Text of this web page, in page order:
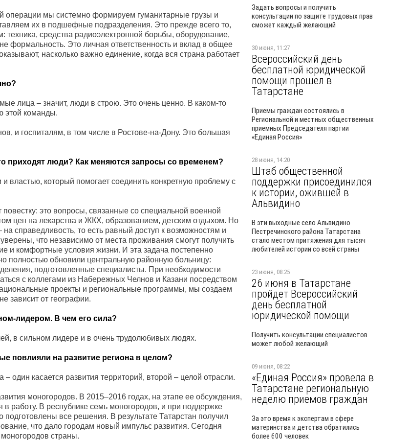
операции мы системно формируем гуманитарные грузы и
их в подшефные подразделения. Это прежде всего то,
техника, средства радиоэлектронной борьбы, оборудование,
формальность. Это личная ответственность и вклад в общее
насколько важно единение, когда вся страна работает
лица – значит, люди в строю. Это очень ценно. В каком-то
этой команды.
и госпиталям, в том числе в Ростове-на-Дону. Это большая
приходят люди? Как меняются запросы со временем?
властью, который помогает соединить конкретную проблему с
это вопросы, связанные со специальной военной
цен на лекарства и ЖКХ, образованием, детским отдыхом. Но
справедливость, то есть равный доступ к возможностям и
что независимо от места проживания смогут получить
и комфортные условия жизни. И эта задача постепенно
полностью обновили центральную районную больницу:
подготовленные специалисты. При необходимости
с коллегами из Набережных Челнов и Казани посредством
проекты и региональные программы, мы создаем
зависит от географии.
лидером. В чем его сила?
в сильном лидере и в очень трудолюбивых людях.
повлияли на развитие региона в целом?
один касается развития территорий, второй – целой отрасли.
моногородов. В 2015–2016 годах, на этапе ее обсуждения,
работу. В республике семь моногородов, и при поддержке
подготовлены все решения. В результате Татарстан получил
что дало городам новый импульс развития. Сегодня
страны.
Задать вопросы и получить
консультации по защите трудовых прав
сможет каждый желающий
30 июня, 11:27
Всероссийский день
бесплатной юридической
помощи прошел в
Татарстане
Приемы граждан состоялись в
Региональной и местных общественных
приемных Председателя партии
«Единая Россия»
28 июня, 14:20
Штаб общественной
поддержки присоединился
к истории, ожившей в
Альвидино
В эти выходные село Альвидино
Пестречинского района Татарстана
стало местом притяжения для тысяч
любителей истории со всей страны
23 июня, 08:25
26 июня в Татарстане
пройдет Всероссийский
день бесплатной
юридической помощи
Получить консультации специалистов
может любой желающий
09 июня, 08:22
«Единая Россия» провела в
Татарстане региональную
неделю приемов граждан
За это время к экспертам в сфере
материнства и детства обратились
более 600 человек